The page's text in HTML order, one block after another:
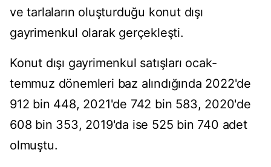
ve tarlaların oluşturduğu konut dışı
gayrimenkul olarak gerçekleşti.
Konut dışı gayrimenkul satışları ocak-
temmuz dönemleri baz alındığında 2022'de
912 bin 448, 2021'de 742 bin 583, 2020'de
608 bin 353, 2019'da ise 525 bin 740 adet
olmuştu.